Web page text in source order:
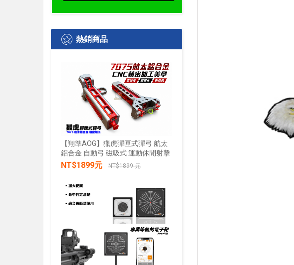
熱銷商品
【翔準AOG】獵虎彈匣式彈弓 航太
鋁合金 自動弓 磁吸式 運動休閒射擊
NT$1899元 NT$1899 元